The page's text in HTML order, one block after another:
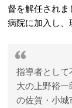
督を解任され
病院に加入し、
指導者として
大の上野裕
の佐賀・小城